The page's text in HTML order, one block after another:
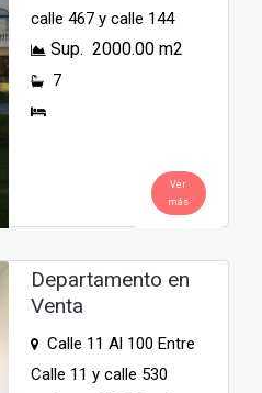
calle 467 y calle 144
Sup. 2000.00 m2
7
Ver
más
Departamento en
Venta
Calle 11 Al 100 Entre
Calle 11 y calle 530